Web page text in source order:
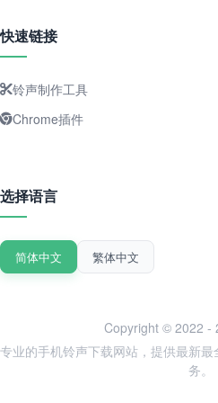
快速链接
铃声制作工具
Chrome插件
选择语言
简体中文 繁体中文
Copyright © 2022 -
专业的手机铃声下载网站，提供最新
务。